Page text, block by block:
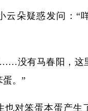
云朵疑惑发问：“
没有马春阳，这
。”
也对笨蛋本蛋产生